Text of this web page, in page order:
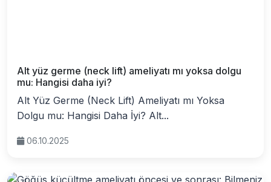
Alt yüz germe (neck lift) ameliyatı mı yoksa dolgu
mu: Hangisi daha iyi?
Alt Yüz Germe (Neck Lift) Ameliyatı mı Yoksa
Dolgu mu: Hangisi Daha İyi? Alt...
06.10.2025